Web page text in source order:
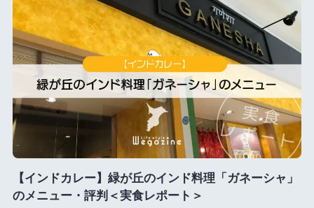
【インドカレー】緑が丘のインド料理「ガネーシャ」
のメニュー・評判＜実食レポート＞